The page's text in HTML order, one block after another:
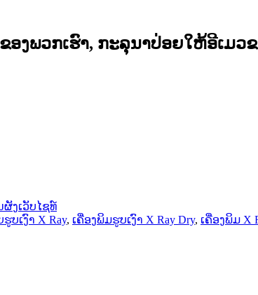
ງ​ພວກ​ເຮົາ​, ກະ​ລຸ​ນາ​ປ່ອຍ​ໃຫ້​ອີ​ເມວ​
ງເວັບໄຊທ໌
ຮູບເງົາ X Ray, ເຄື່ອງພິມຮູບເງົາ X Ray Dry, ເຄື່ອງພິມ X